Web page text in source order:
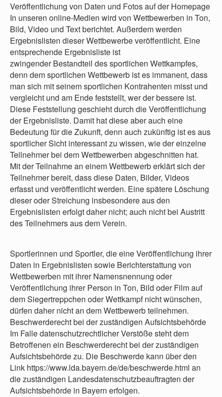
Veröffentlichung von Daten und Fotos auf der Homepage
In unseren online-Medien wird von Wettbewerben in Ton,
Bild, Video und Text berichtet. Außerdem werden
Ergebnislisten dieser Wettbewerbe veröffentlicht. Eine
entsprechende Ergebnisliste ist
zwingender Bestandteil des sportlichen Wettkampfes,
denn dem sportlichen Wettbewerb ist es immanent, dass
man sich mit seinem sportlichen Kontrahenten misst und
vergleicht und am Ende feststellt, wer der bessere ist.
Diese Feststellung geschieht durch die Veröffentlichung
der Ergebnisliste. Damit hat diese aber auch eine
Bedeutung für die Zukunft, denn auch zukünftig ist es aus
sportlicher Sicht interessant zu wissen, wie der einzelne
Teilnehmer bei dem Wettbewerben abgeschnitten hat.
Mit der Teilnahme an einem Wettbewerb erklärt sich der
Teilnehmer bereit, dass diese Daten, Bilder, Videos
erfasst und veröffentlicht werden. Eine spätere Löschung
dieser oder Streichung insbesondere aus den
Ergebnislisten erfolgt daher nicht; auch nicht bei Austritt
des Teilnehmers aus dem Verein.
Sportlerinnen und Sportler, die eine Veröffentlichung ihrer
Daten in Ergebnislisten sowie Berichterstattung von
Wettbewerben mit ihrer Namensnennung oder
Veröffentlichung ihrer Person in Ton, Bild oder Film auf
dem Siegertreppchen oder Wettkampf nicht wünschen,
dürfen daher nicht an dem Wettbewerb teilnehmen.
Beschwerderecht bei der zuständigen Aufsichtsbehörde
Im Falle datenschutzrechtlicher Verstöße steht dem
Betroffenen ein Beschwerderecht bei der zuständigen
Aufsichtsbehörde zu. Die Beschwerde kann über den
Link https://www.lda.bayern.de/de/beschwerde.html an
die zuständigen Landesdatenschutzbeauftragten der
Aufsichtsbehörde in Bayern erfolgen.